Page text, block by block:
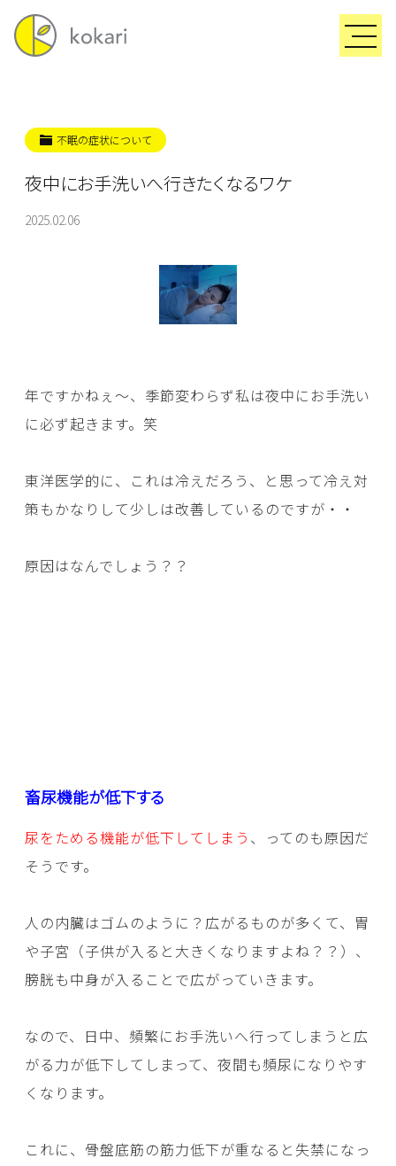
不眠の症状について
夜中にお手洗いへ行きたくなるワケ
2025.02.06
年ですかねぇ～、季節変わらず私は夜中にお手洗い
に必ず起きます。笑
東洋医学的に、これは冷えだろう、と思って冷え対
策もかなりして少しは改善しているのですが・・
原因はなんでしょう？？
畜尿機能が低下する
尿をためる機能が低下してしまう 、ってのも原因だ
そうです。
人の内臓はゴムのように？広がるものが多くて、胃
や子宮（子供が入ると大きくなりますよね？？）、
膀胱も中身が入ることで広がっていきます。
なので、日中、頻繁にお手洗いへ行ってしまうと広
がる力が低下してしまって、夜間も頻尿になりやす
くなります。
これに、骨盤底筋の筋力低下が重なると失禁になっ